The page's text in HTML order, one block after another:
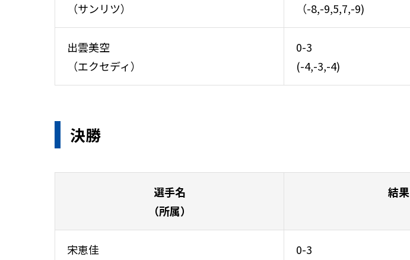
（サンリツ）
（-8,-9,5,7,-9)
出雲美空
（エクセディ）
0-3
(-4,-3,-4)
決勝
選手名
（所属）
結果
宋恵佳
0-3